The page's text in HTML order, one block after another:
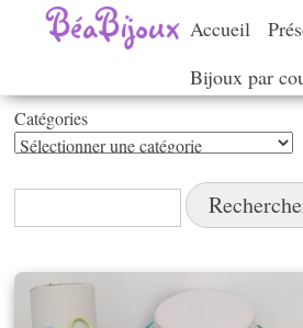
Accueil
Bijoux par
Catégories
Catégories
Rechercher :